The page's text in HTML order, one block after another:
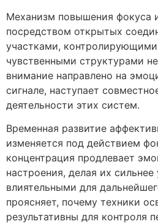
Механизм повышения фокуса
посредством открытых
участками,
чувственными структурами
внимание направлено на
сигнале, наступает
деятельности этих систем.
Временная развитие
изменяется под действием
концентрация продлевает
настроения, делая их
влиятельными для
проясняет, почему техники
результативны для контроля